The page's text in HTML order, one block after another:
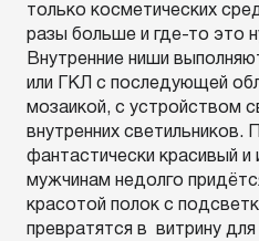
только косметических
разы больше и где-то это
Внутренние ниши
или ГКЛ с последующей
мозаикой, с устройством
внутренних светильников.
фантастически красивый и
мужчинам недолго
красотой полок с
превратятся в витрину